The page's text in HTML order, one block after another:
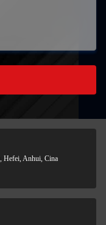
Hefei, Anhui, Cina